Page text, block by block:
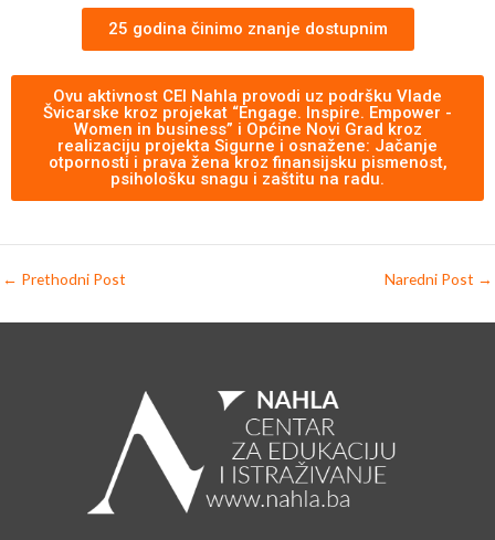
25 godina činimo znanje dostupnim
Ovu aktivnost CEI Nahla provodi uz podršku Vlade
Švicarske kroz projekat “Engage. Inspire. Empower -
Women in business” i Općine Novi Grad kroz
realizaciju projekta Sigurne i osnažene: Jačanje
otpornosti i prava žena kroz finansijsku pismenost,
psihološku snagu i zaštitu na radu.
← Prethodni Post Naredni Post →